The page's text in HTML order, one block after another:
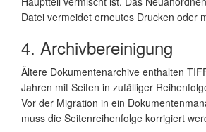
Datei vermeidet erneutes Drucken oder
4. Archivbereinigung
Ältere Dokumentenarchive enthalten
Jahren mit Seiten in zufälliger
Vor der Migration in ein
muss die Seitenreihenfolge korrigiert